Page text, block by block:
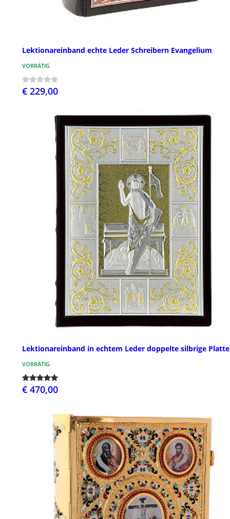
Lektionareinband echte Leder Schreibern Evangelium
VORRÄTIG
€ 229,00
Lektionareinband in echtem Leder doppelte silbrige Platte
VORRÄTIG
€ 470,00